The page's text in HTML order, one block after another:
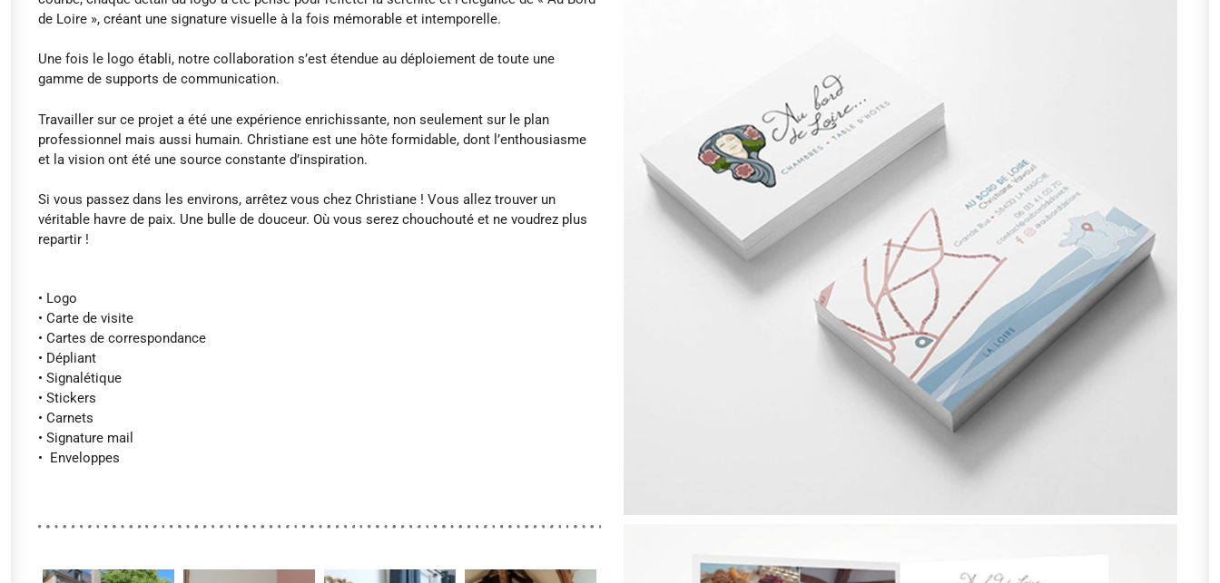
de Loire », créant une signature visuelle à la fois mémorable et intemporelle.
Une fois le logo établi, notre collaboration s’est étendue au déploiement de toute une
gamme de supports de communication.
Travailler sur ce projet a été une expérience enrichissante, non seulement sur le plan
professionnel mais aussi humain. Christiane est une hôte formidable, dont l’enthousiasme
et la vision ont été une source constante d’inspiration.
Si vous passez dans les environs, arrêtez vous chez Christiane ! Vous allez trouver un
véritable havre de paix. Une bulle de douceur. Où vous serez chouchouté et ne voudrez plus
repartir !
• Logo
• Carte de visite
• Cartes de correspondance
• Dépliant
• Signalétique
• Stickers
• Carnets
• Signature mail
• Enveloppes